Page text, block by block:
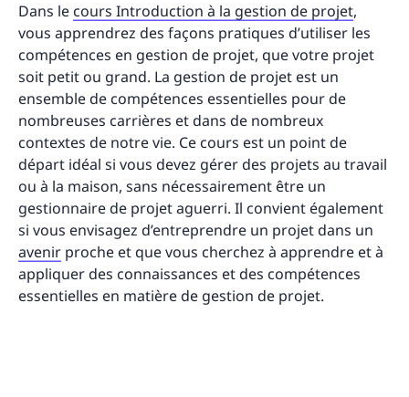
Dans le cours Introduction à la gestion de projet,
vous apprendrez des façons pratiques d’utiliser les
compétences en gestion de projet, que votre projet
soit petit ou grand. La gestion de projet est un
ensemble de compétences essentielles pour de
nombreuses carrières et dans de nombreux
contextes de notre vie. Ce cours est un point de
départ idéal si vous devez gérer des projets au travail
ou à la maison, sans nécessairement être un
gestionnaire de projet aguerri. Il convient également
si vous envisagez d’entreprendre un projet dans un
avenir proche et que vous cherchez à apprendre et à
appliquer des connaissances et des compétences
essentielles en matière de gestion de projet.